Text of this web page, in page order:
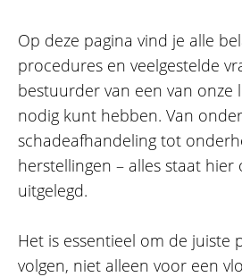
Op deze pagina vind je alle
procedures en veelgestelde
bestuurder van een van onze
nodig kunt hebben. Van
schadeafhandeling tot
herstellingen – alles staat hier
uitgelegd.
Het is essentieel om de juiste
volgen, niet alleen voor een